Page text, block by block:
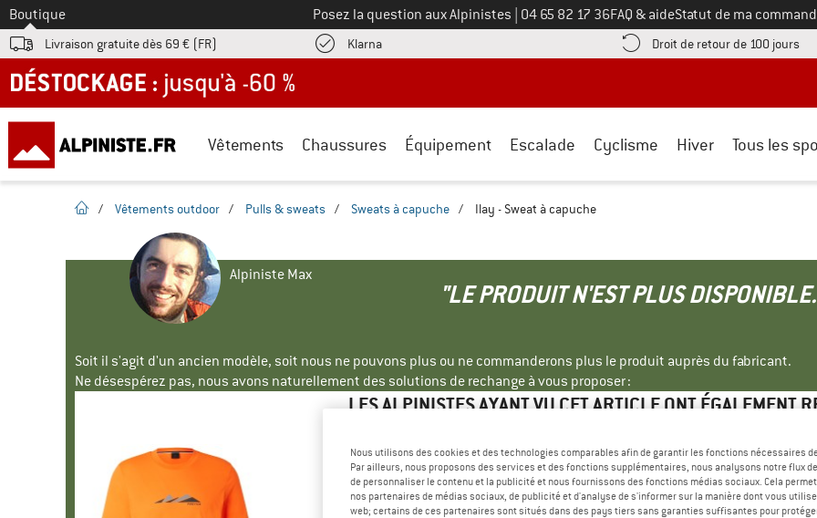
Vers le
Boutique Posez la question aux Alpinistes Appelez-nous au
04 65 82 17 36FAQ & aideStatut de ma
Livraison gratuite dès 69 € (FR) KlarnaTrouve les informations de paiement ici ! Ouvre une boîte d'information
Droit de retour de 100 jours
DÉSTOCKAGE : jusqu'à -60 %
Vêtements Chaussures Équipement Escalade Cyclisme Hiver Tous les
Page d'accueil
/ Vêtements outdoor / Pulls & sweats / Sweats à capuche / Ilay - Sweat à capuche
Alpiniste Max
"LE PRODUIT N'EST PLUS
Soit il s'agit d'un ancien modèle, soit nous ne pouvons plus ou ne commanderons plus le produit auprès du fabricant.
Ne désespérez pas, nous avons naturellement des solutions de rechange à vous proposer :
LES ALPINISTES AYANT VU CET ARTICLE ONT ÉGALEMENT
Nous utilisons des cookies et des technologies comparables afin de garantir les fonctions nécessaires
Par ailleurs, nous proposons des services et des fonctions supplémentaires, nous analysons notre flux
de personnaliser le contenu et la publicité et nous fournissons des fonctions médias sociaux. Cela
nos partenaires de médias sociaux, de publicité et d'analyse de s'informer sur la manière dont vous
web; certains de ces partenaires sont situés dans des pays tiers sans garanties suffisantes pour